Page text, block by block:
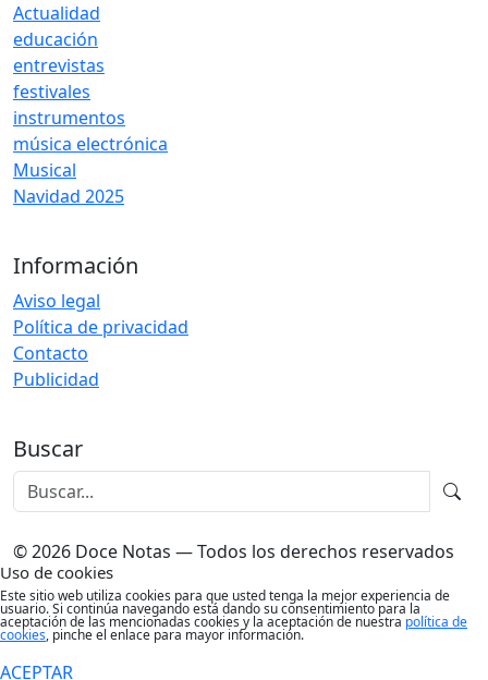
Actualidad
educación
entrevistas
festivales
instrumentos
música electrónica
Musical
Navidad 2025
Información
Aviso legal
Política de privacidad
Contacto
Publicidad
Buscar
© 2026 Doce Notas — Todos los derechos reservados
Uso de cookies
Este sitio web utiliza cookies para que usted tenga la mejor experiencia de
usuario. Si continúa navegando está dando su consentimiento para la
aceptación de las mencionadas cookies y la aceptación de nuestra política de
cookies, pinche el enlace para mayor información.
ACEPTAR